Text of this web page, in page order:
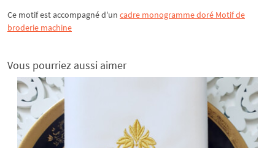
Ce motif est accompagné d'un cadre monogramme doré Motif de
broderie machine
Vous pourriez aussi aimer